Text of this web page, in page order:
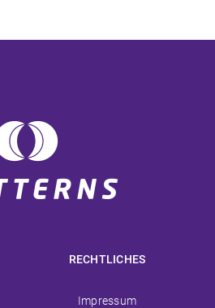
RECHTLICHES
Navigation
Impressum